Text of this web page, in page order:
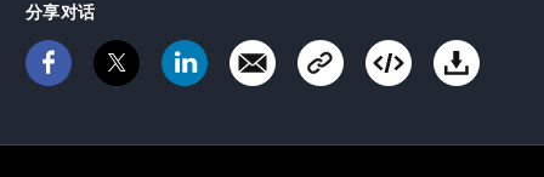
分享对话